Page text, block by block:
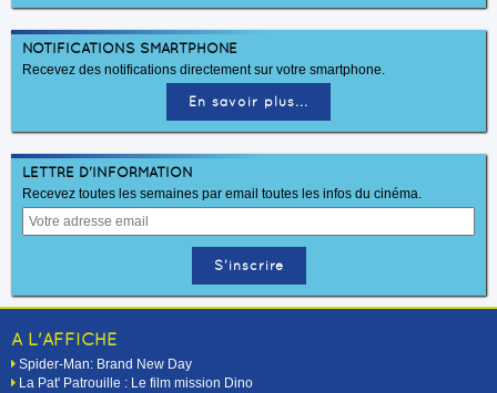
NOTIFICATIONS SMARTPHONE
Recevez des notifications directement sur votre smartphone.
En savoir plus...
LETTRE D'INFORMATION
Recevez toutes les semaines par email toutes les infos du cinéma.
A L'AFFICHE
Spider-Man: Brand New Day
La Pat' Patrouille : Le film mission Dino